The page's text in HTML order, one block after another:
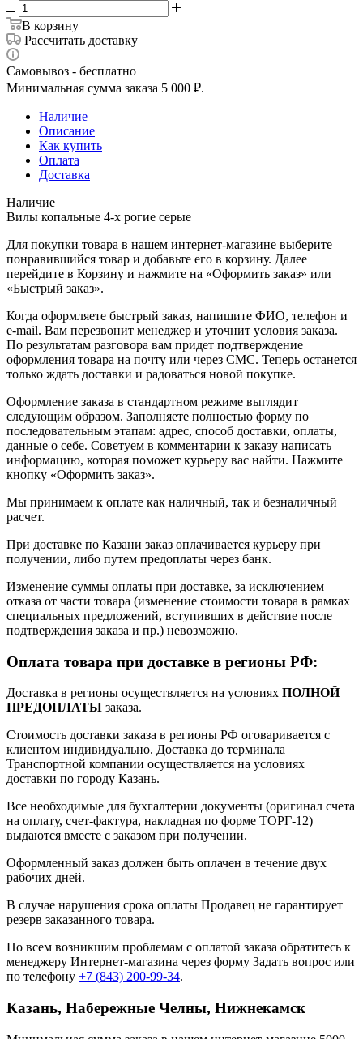
В корзину
Рассчитать доставку
Самовывоз - бесплатно
Минимальная сумма заказа 5 000 ₽.
Наличие
Описание
Как купить
Оплата
Доставка
Наличие
Вилы копальные 4-х рогие серые
Для покупки товара в нашем интернет-магазине выберите
понравившийся товар и добавьте его в корзину. Далее
перейдите в Корзину и нажмите на «Оформить заказ» или
«Быстрый заказ».
Когда оформляете быстрый заказ, напишите ФИО, телефон и
e-mail. Вам перезвонит менеджер и уточнит условия заказа.
По результатам разговора вам придет подтверждение
оформления товара на почту или через СМС. Теперь останется
только ждать доставки и радоваться новой покупке.
Оформление заказа в стандартном режиме выглядит
следующим образом. Заполняете полностью форму по
последовательным этапам: адрес, способ доставки, оплаты,
данные о себе. Советуем в комментарии к заказу написать
информацию, которая поможет курьеру вас найти. Нажмите
кнопку «Оформить заказ».
Мы принимаем к оплате как наличный, так и безналичный
расчет.
При доставке по Казани заказ оплачивается курьеру при
получении, либо путем предоплаты через банк.
Изменение суммы оплаты при доставке, за исключением
отказа от части товара (изменение стоимости товара в рамках
специальных предложений, вступивших в действие после
подтверждения заказа и пр.) невозможно.
Оплата товара при доставке в регионы РФ:
Доставка в регионы осуществляется на условиях ПОЛНОЙ
ПРЕДОПЛАТЫ заказа.
Стоимость доставки заказа в регионы РФ оговаривается с
клиентом индивидуально. Доставка до терминала
Транспортной компании осуществляется на условиях
доставки по городу Казань.
Все необходимые для бухгалтерии документы (оригинал счета
на оплату, счет-фактура, накладная по форме ТОРГ-12)
выдаются вместе с заказом при получении.
Оформленный заказ должен быть оплачен в течение двух
рабочих дней.
В случае нарушения срока оплаты Продавец не гарантирует
резерв заказанного товара.
По всем возникшим проблемам с оплатой заказа обратитесь к
менеджеру Интернет-магазина через форму Задать вопрос или
по телефону +7 (843) 200-99-34.
Казань, Набережные Челны, Нижнекамск